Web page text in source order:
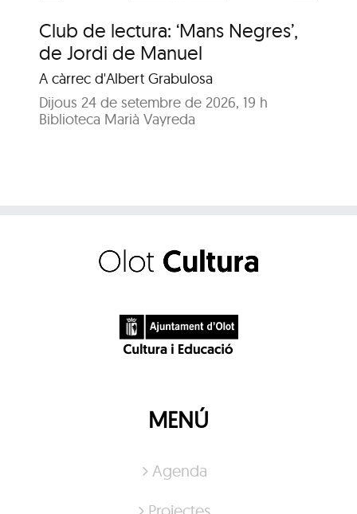
Club de lectura: ‘Mans Negres’,
de Jordi de Manuel
A càrrec d'Albert Grabulosa
Dijous 24 de setembre de 2026, 19 h
Biblioteca Marià Vayreda
MENÚ
Agenda